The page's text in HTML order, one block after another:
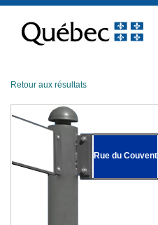
contenu
Retour aux résultats
Rue du Couvent